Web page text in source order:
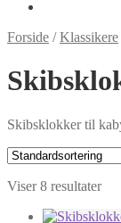
Forside /Klassikere
Skibsklokker til
Viser 8 resultater